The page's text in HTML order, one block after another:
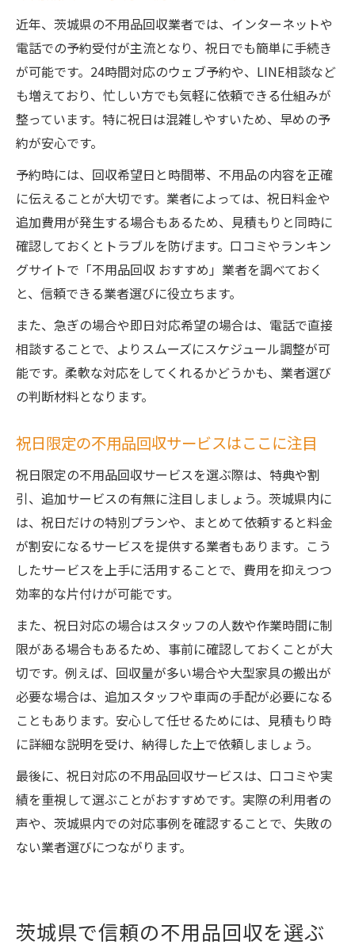
近年、茨城県の不用品回収業者では、インターネットや
電話での予約受付が主流となり、祝日でも簡単に手続き
が可能です。24時間対応のウェブ予約や、LINE相談など
も増えており、忙しい方でも気軽に依頼できる仕組みが
整っています。特に祝日は混雑しやすいため、早めの予
約が安心です。
予約時には、回収希望日と時間帯、不用品の内容を正確
に伝えることが大切です。業者によっては、祝日料金や
追加費用が発生する場合もあるため、見積もりと同時に
確認しておくとトラブルを防げます。口コミやランキン
グサイトで「不用品回収 おすすめ」業者を調べておく
と、信頼できる業者選びに役立ちます。
また、急ぎの場合や即日対応希望の場合は、電話で直接
相談することで、よりスムーズにスケジュール調整が可
能です。柔軟な対応をしてくれるかどうかも、業者選び
の判断材料となります。
祝日限定の不用品回収サービスはここに注目
祝日限定の不用品回収サービスを選ぶ際は、特典や割
引、追加サービスの有無に注目しましょう。茨城県内に
は、祝日だけの特別プランや、まとめて依頼すると料金
が割安になるサービスを提供する業者もあります。こう
したサービスを上手に活用することで、費用を抑えつつ
効率的な片付けが可能です。
また、祝日対応の場合はスタッフの人数や作業時間に制
限がある場合もあるため、事前に確認しておくことが大
切です。例えば、回収量が多い場合や大型家具の搬出が
必要な場合は、追加スタッフや車両の手配が必要になる
こともあります。安心して任せるためには、見積もり時
に詳細な説明を受け、納得した上で依頼しましょう。
最後に、祝日対応の不用品回収サービスは、口コミや実
績を重視して選ぶことがおすすめです。実際の利用者の
声や、茨城県内での対応事例を確認することで、失敗の
ない業者選びにつながります。
茨城県で信頼の不用品回収を選ぶ